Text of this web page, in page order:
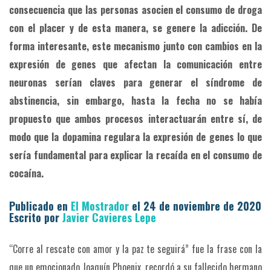
consecuencia que las personas asocien el consumo de droga
con el placer y de esta manera, se genere la adicción. De
forma interesante, este mecanismo junto con cambios en la
expresión de genes que afectan la comunicación entre
neuronas serían claves para generar el síndrome de
abstinencia, sin embargo, hasta la fecha no se había
propuesto que ambos procesos interactuarán entre sí, de
modo que la dopamina regulara la expresión de genes lo que
sería fundamental para explicar la recaída en el consumo de
cocaína.
Publicado en El Mostrador el 24 de noviembre de 2020
Escrito porJavier Cavieres Lepe
“Corre al rescate con amor y la paz te seguirá” fue la frase con la